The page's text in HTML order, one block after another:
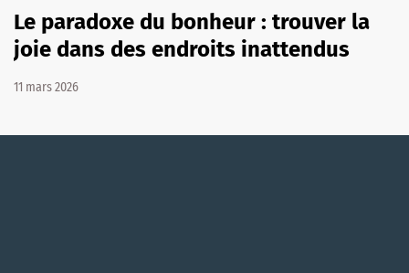
Le paradoxe du bonheur : trouver la
joie dans des endroits inattendus
11 mars 2026